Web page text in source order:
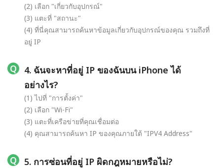
(2) เลือก "เกี่ยวกับอุปกรณ์"
(3) แตะที่ "สถานะ"
(4) ที่นี่คุณสามารถค้นหาข้อมูลเกี่ยวกับอุปกรณ์ของคุณ รวมถึงที่
อยู่ IP
4. ฉันจะหาที่อยู่ IP ของฉันบน iPhone ได้
อย่างไร?
(1) ไปที่ "การตั้งค่า"
(2) เลือก "Wi-Fi"
(3) แตะที่เครือข่ายที่คุณเชื่อมต่อ
(4) คุณสามารถค้นหา IP ของคุณภายใต้ "IPV4 Address"
5. การซ่อนที่อยู่ IP ผิดกฎหมายหรือไม่?